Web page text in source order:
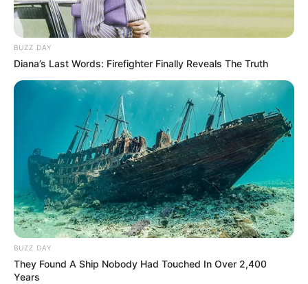
BUZZ DAY
Diana’s Last Words: Firefighter Finally Reveals The Truth
BUZZ DAY
They Found A Ship Nobody Had Touched In Over 2,400
Years